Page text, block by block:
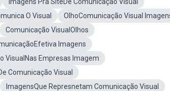
O Visual
OlhoComunicação Visual
Comunicação VisualOlhos
Imagens
VisualNas Empresas Imagem
Comunicação Visual
ImagensQue Represnetam Comunicação Visual